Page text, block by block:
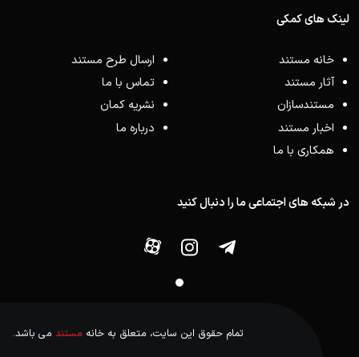
لینک های کمکی
خانه مستند
آثار مستند
مستندسازان
اخبار مستند
همکاری با ما
ارسال طرح مستند
تماس با ما
نشریه کمان
درباره ما
در شبکه های اجتماعی ما را دنبال کنید
تمام حقوق این سایت، متعلق به خانه مستند می باشد.